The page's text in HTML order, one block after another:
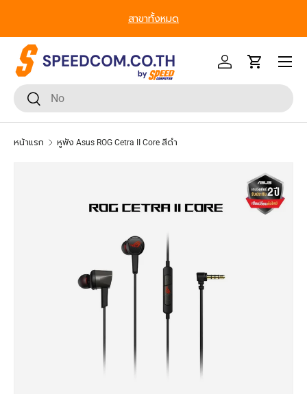
สาขาทั้งหมด
ค้นหา
ยืนยันการค้นหา
เข้าสู่ระบบรถเข็น
หน้าเมนู
หน้าแรก หูฟัง Asus ROG Cetra II Core สีดำ